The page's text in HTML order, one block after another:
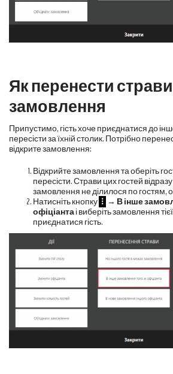
Як перенести
замовлення
Припустимо, гість хоче приєднатися до
пересісти за їхній столик. Потрібно
відкрите замовлення:
Відкрийте замовлення та оберіть
пересісти. Страви цих гостей
замовлення не ділилося по гостям,
Натисніть кнопку ⁝ → В інше
офіціантаі виберіть замовлення
приєднатися гість.